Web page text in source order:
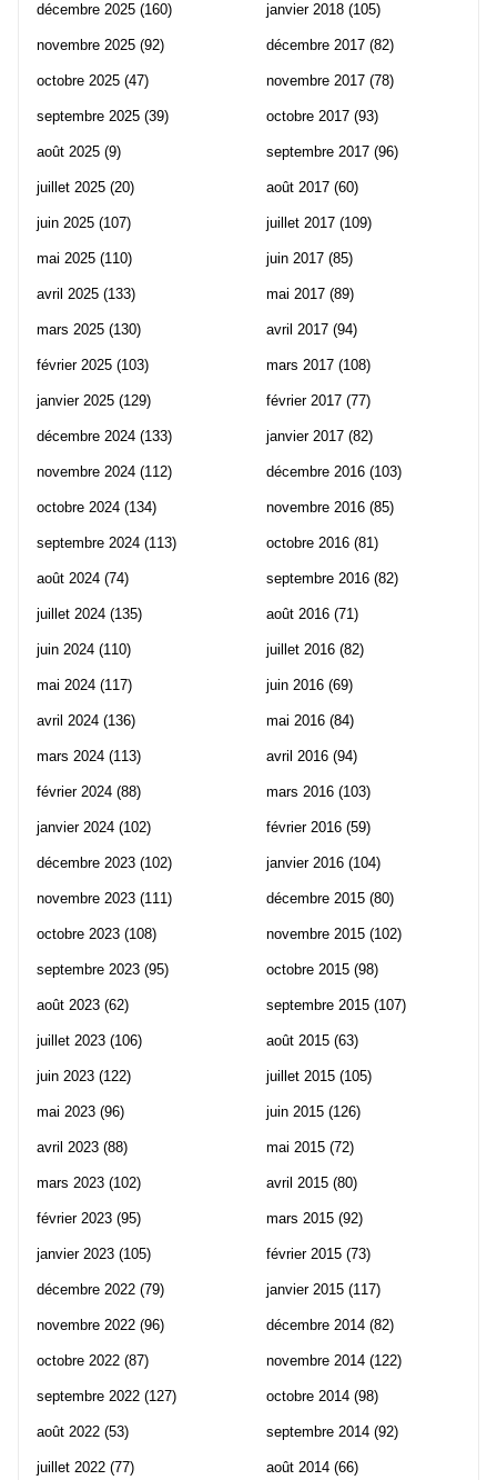
décembre 2025 (160)
novembre 2025 (92)
octobre 2025 (47)
septembre 2025 (39)
août 2025 (9)
juillet 2025 (20)
juin 2025 (107)
mai 2025 (110)
avril 2025 (133)
mars 2025 (130)
février 2025 (103)
janvier 2025 (129)
décembre 2024 (133)
novembre 2024 (112)
octobre 2024 (134)
septembre 2024 (113)
août 2024 (74)
juillet 2024 (135)
juin 2024 (110)
mai 2024 (117)
avril 2024 (136)
mars 2024 (113)
février 2024 (88)
janvier 2024 (102)
décembre 2023 (102)
novembre 2023 (111)
octobre 2023 (108)
septembre 2023 (95)
août 2023 (62)
juillet 2023 (106)
juin 2023 (122)
mai 2023 (96)
avril 2023 (88)
mars 2023 (102)
février 2023 (95)
janvier 2023 (105)
décembre 2022 (79)
novembre 2022 (96)
octobre 2022 (87)
septembre 2022 (127)
août 2022 (53)
juillet 2022 (77)
janvier 2018 (105)
décembre 2017 (82)
novembre 2017 (78)
octobre 2017 (93)
septembre 2017 (96)
août 2017 (60)
juillet 2017 (109)
juin 2017 (85)
mai 2017 (89)
avril 2017 (94)
mars 2017 (108)
février 2017 (77)
janvier 2017 (82)
décembre 2016 (103)
novembre 2016 (85)
octobre 2016 (81)
septembre 2016 (82)
août 2016 (71)
juillet 2016 (82)
juin 2016 (69)
mai 2016 (84)
avril 2016 (94)
mars 2016 (103)
février 2016 (59)
janvier 2016 (104)
décembre 2015 (80)
novembre 2015 (102)
octobre 2015 (98)
septembre 2015 (107)
août 2015 (63)
juillet 2015 (105)
juin 2015 (126)
mai 2015 (72)
avril 2015 (80)
mars 2015 (92)
février 2015 (73)
janvier 2015 (117)
décembre 2014 (82)
novembre 2014 (122)
octobre 2014 (98)
septembre 2014 (92)
août 2014 (66)